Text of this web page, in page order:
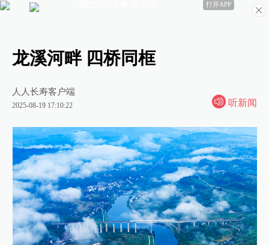
龙溪河畔 四桥同框
人人长寿客户端
2025-08-19 17:10:22 听新闻
打开APP